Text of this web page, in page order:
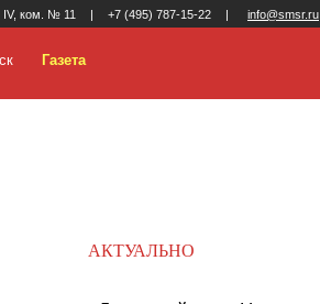
IV, ком. № 11 | +7 (495) 787-15-22 | info@smsr.ru
Газета
АКТУАЛЬНО